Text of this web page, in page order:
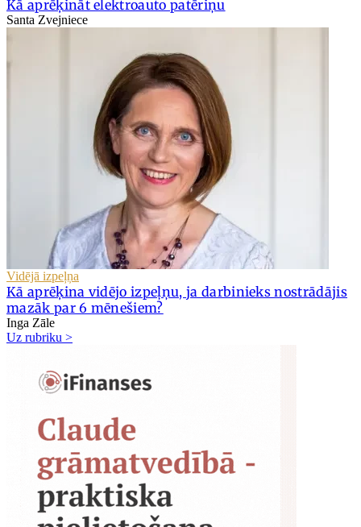
Kā aprēķināt elektroauto patēriņu
Santa Zvejniece
Vidējā izpeļņa
Kā aprēķina vidējo izpeļņu, ja darbinieks nostrādājis
mazāk par 6 mēnešiem?
Inga Zāle
Uz rubriku >